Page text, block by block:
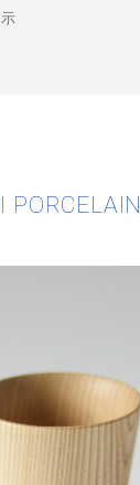
PORCELAIN